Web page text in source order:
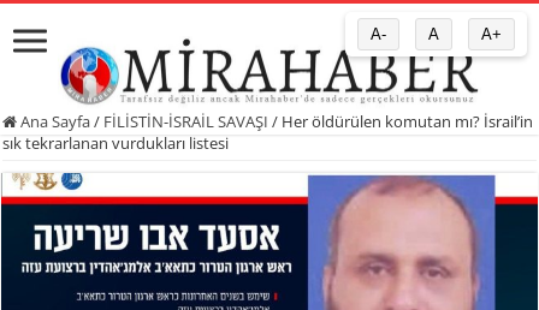
Ana Sayfa/ FİLİSTİN-İSRAİL SAVAŞI / Her öldürülen komutan mı? İsrail’in
sık tekrarlanan vurdukları listesi
A- A A+